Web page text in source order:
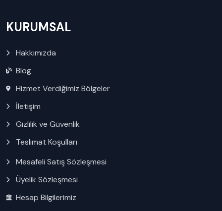
KURUMSAL
Hakkımızda
Blog
Hizmet Verdiğimiz Bölgeler
İletişim
Gizlilik ve Güvenlik
Teslimat Koşulları
Mesafeli Satış Sözleşmesi
Üyelik Sözleşmesi
Hesap Bilgilerimiz